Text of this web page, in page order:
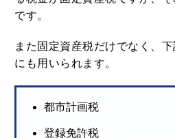
る税金が固定資産税ですが、
です。
また固定資産税だけでなく、
にも用いられます。